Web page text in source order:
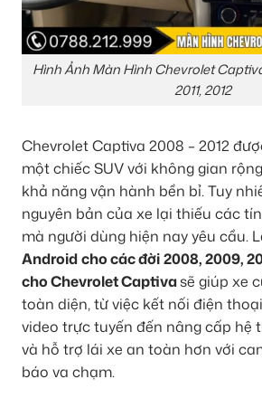
Hình Ảnh Màn Hình Chevrolet
2011, 2012
Chevrolet Captiva 2008 – 2012
một chiếc SUV với không gian
khả năng vận hành bền bỉ. Tuy
nguyên bản của xe lại thiếu các
mà người dùng hiện nay yêu cầu.
Androidcho các đời2008, 2009,
choChevrolet Captivasẽ giúp xe
toàn diện, từ việc kết nối điện
video trực tuyến đến nâng cấp hệ
và hỗ trợ lái xe an toàn hơn với
báo va chạm.